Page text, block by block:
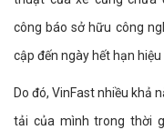
công báo sở hữu công
cập đến ngày hết hạn
Do đó, VinFast nhiều khả
tải của mình trong thời